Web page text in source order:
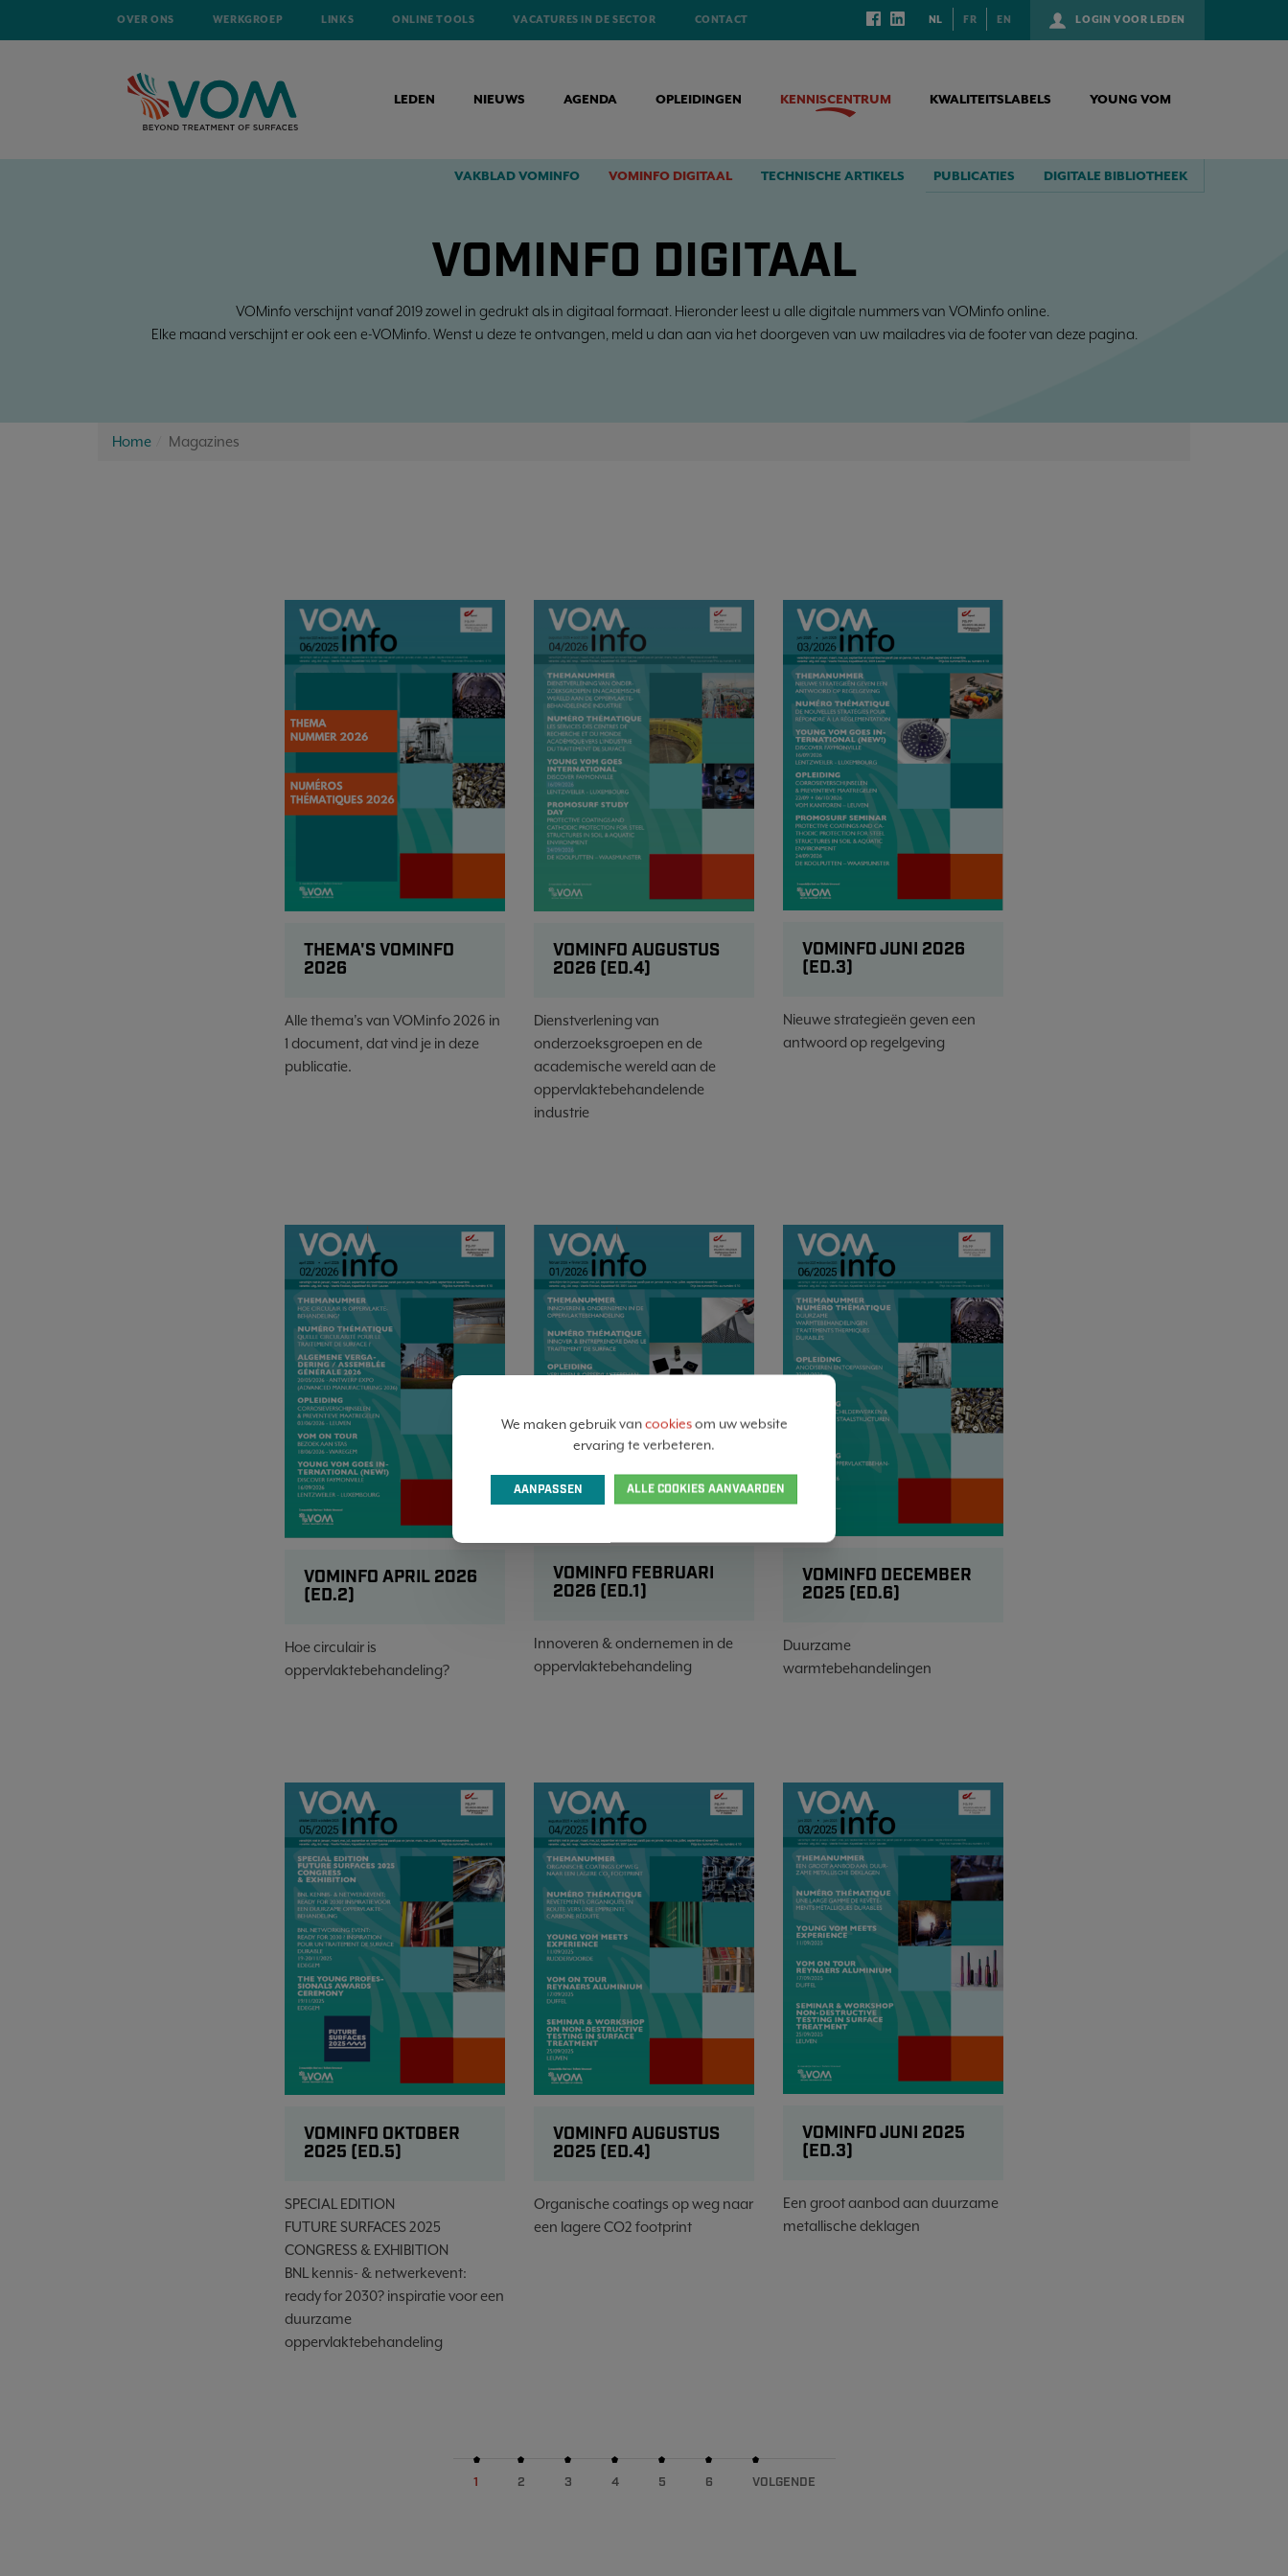
OVER ONS WERKGROEP LINKS ONLINE TOOLS VACATURES IN DE SECTOR CONTACT LOGIN VOOR LEDEN
NL FR EN
LEDEN NIEUWS AGENDA OPLEIDINGEN KENNISCENTRUM KWALITEITSLABELS YOUNG VOM
VAKBLAD VOMINFO VOMINFO DIGITAAL TECHNISCHE ARTIKELS PUBLICATIES DIGITALE BIBLIOTHEEK
VOMINFO DIGITAAL
VOMinfo verschijnt vanaf 2019 zowel in gedrukt als in digitaal formaat. Hieronder leest u alle digitale nummers van VOMinfo online.
Elke maand verschijnt er ook een e-VOMinfo. Wenst u deze te ontvangen, meld u dan aan via het doorgeven van uw mailadres via de footer van deze pagina.
Home Magazines
THEMA'S VOMINFO
2026
Alle thema's van VOMinfo 2026 in
1 document, dat vind je in deze
publicatie.
VOMINFO AUGUSTUS
2026 (ED.4)
Dienstverlening van
onderzoeksgroepen en de
academische wereld aan de
oppervlaktebehandelende
industrie
VOMINFO JUNI 2026
(ED.3)
Nieuwe strategieën geven een
antwoord op regelgeving
VOMINFO APRIL 2026
(ED.2)
Hoe circulair is
oppervlaktebehandeling?
VOMINFO FEBRUARI
2026 (ED.1)
Innoveren & ondernemen in de
oppervlaktebehandeling
VOMINFO DECEMBER
2025 (ED.6)
Duurzame
warmtebehandelingen
VOMINFO OKTOBER
2025 (ED.5)
SPECIAL EDITION
FUTURE SURFACES 2025
CONGRESS & EXHIBITION
BNL kennis- & netwerkevent:
ready for 2030? inspiratie voor een
duurzame
oppervlaktebehandeling
VOMINFO AUGUSTUS
2025 (ED.4)
Organische coatings op weg naar
een lagere CO2 footprint
VOMINFO JUNI 2025
(ED.3)
Een groot aanbod aan duurzame
metallische deklagen
1 2 3 4 5 6 VOLGENDE
We maken gebruik vancookiesom uw website
ervaring te verbeteren.
AANPASSEN ALLE COOKIES AANVAARDEN